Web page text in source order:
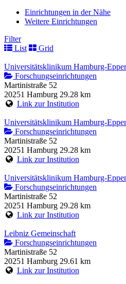
Einrichtungen in der Nähe
Weitere Einrichtungen
Filter
List
Grid
Universitätsklinikum Hamburg-
Forschungseinrichtungen
Martinistraße 52
20251 Hamburg 29.28 km
Link zur Institution
Universitätsklinikum Hamburg-
Forschungseinrichtungen
Martinistraße 52
20251 Hamburg 29.28 km
Link zur Institution
Universitätsklinikum Hamburg-
Forschungseinrichtungen
Martinistraße 52
20251 Hamburg 29.28 km
Link zur Institution
Leibniz Gemeinschaft
Forschungseinrichtungen
Martinistraße 52
20251 Hamburg 29.61 km
Link zur Institution